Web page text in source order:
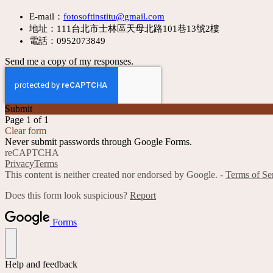
E-mail： fotosoftinstitu@gmail.com
地址：111台北市士林區天母北路101巷13號2樓
電話：0952073849
Send me a copy of my responses.
Submit
Page 1 of 1
Clear form
Never submit passwords through Google Forms.
reCAPTCHA
PrivacyTerms
This content is neither created nor endorsed by Google. - Terms of
Does this form look suspicious? Report
Forms
Help and feedback